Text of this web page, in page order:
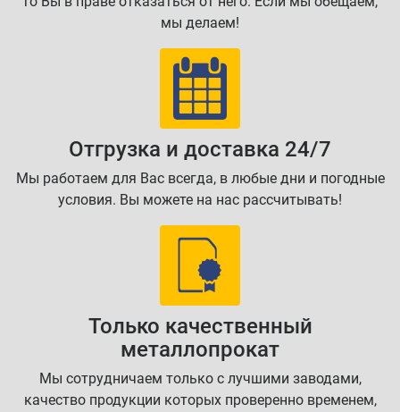
мы делаем!
Отгрузка и доставка 24/7
Мы работаем для Вас всегда, в любые дни и погодные
условия. Вы можете на нас рассчитывать!
Только качественный
металлопрокат
Мы сотрудничаем только с лучшими заводами,
качество продукции которых проверенно временем,